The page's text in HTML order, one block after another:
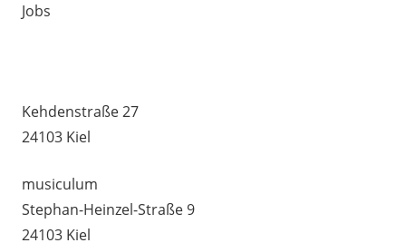
Jobs
Kehdenstraße 27
24103 Kiel
musiculum
Stephan-Heinzel-Straße 9
24103 Kiel